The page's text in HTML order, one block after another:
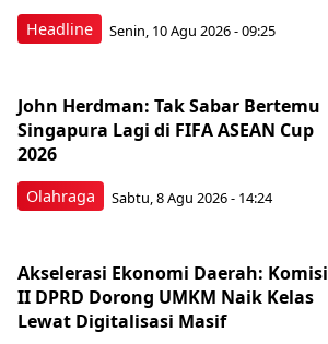
Headline Senin, 10 Agu 2026 - 09:25
Olahraga
John Herdman: Tak Sabar Bertemu
Singapura Lagi di FIFA ASEAN Cup
2026
Sabtu, 8 Agu 2026 - 14:24
Akselerasi Ekonomi Daerah: Komisi
II DPRD Dorong UMKM Naik Kelas
Lewat Digitalisasi Masif